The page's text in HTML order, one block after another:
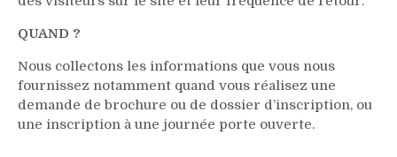
QUAND ?
Nous collectons les informations que vous nous
fournissez notamment quand vous réalisez une
demande de brochure ou de dossier d’inscription, ou
une inscription à une journée porte ouverte.